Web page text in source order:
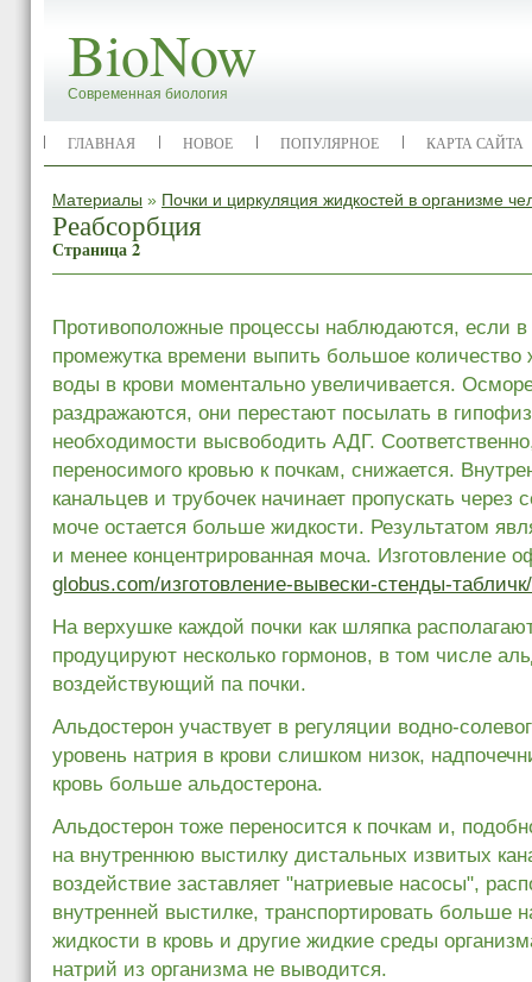
BioNow
Современная биология
ГЛАВНАЯ НОВОЕ ПОПУЛЯРНОЕ КАРТА САЙТА
Материалы » Почки и циркуляция жидкостей в организме
Реабсорбция
Страница 2
Противоположные процессы наблюдаются, если в
промежутка времени выпить большое количество
воды в крови моментально увеличивается.
раздражаются, они перестают посылать в
необходимости высвободить АДГ.
переносимого кровью к почкам, снижается.
канальцев и трубочек начинает пропускать
моче остается больше жидкости. Результатом
и менее концентрированная моча. Изготовление
globus.com/изготовление-вывески-стенды-табличк/
На верхушке каждой почки как шляпка
продуцируют несколько гормонов, в том числе
воздействующий па почки.
Альдостерон участвует в регуляции водно-
уровень натрия в крови слишком низок,
кровь больше альдостерона.
Альдостерон тоже переносится к почкам и,
на внутреннюю выстилку дистальных извитых
воздействие заставляет "натриевые насосы",
внутренней выстилке, транспортировать больше
жидкости в кровь и другие жидкие среды
натрий из организма не выводится.